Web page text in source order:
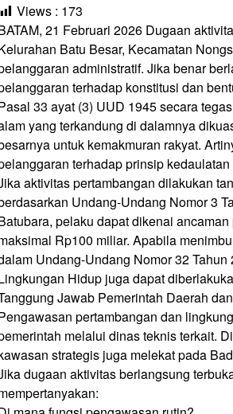
Views : 173
21 Februari 2026 Dugaan
Batu Besar, Kecamatan
administratif. Jika benar
terhadap konstitusi dan
33 ayat (3) UUD 1945 secara
yang terkandung di dalamnya
untuk kemakmuran rakyat.
terhadap prinsip
aktivitas pertambangan dilakukan
Undang-Undang Nomor 3
pelaku dapat dikenai
Rp100 miliar. Apabila
Undang-Undang Nomor 32
Hidup juga dapat
Jawab Pemerintah Daerah
pertambangan dan
melalui dinas teknis terkait.
strategis juga melekat pada
dugaan aktivitas berlangsung